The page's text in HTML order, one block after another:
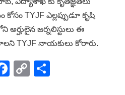
కోసం TYJF ఎల్లప్పుడూ కృషి
అర్హులైన జర్నలిస్టులు ఈ
TYJF నాయకులు కోరారు.
Facebook
Copy